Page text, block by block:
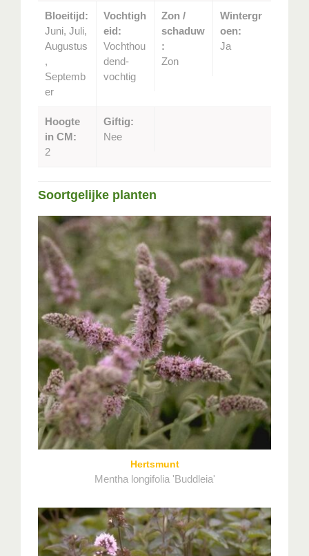
Bloeitijd:
Juni, Juli,
Augustus
,
Septemb
er
Vochtigh
eid:
Vochthou
dend-
vochtig
Zon /
schaduw
:
Zon
Wintergr
oen:
Ja
Hoogte
in CM:
2
Giftig:
Nee
Soortgelijke planten
Hertsmunt
Mentha longifolia 'Buddleia'